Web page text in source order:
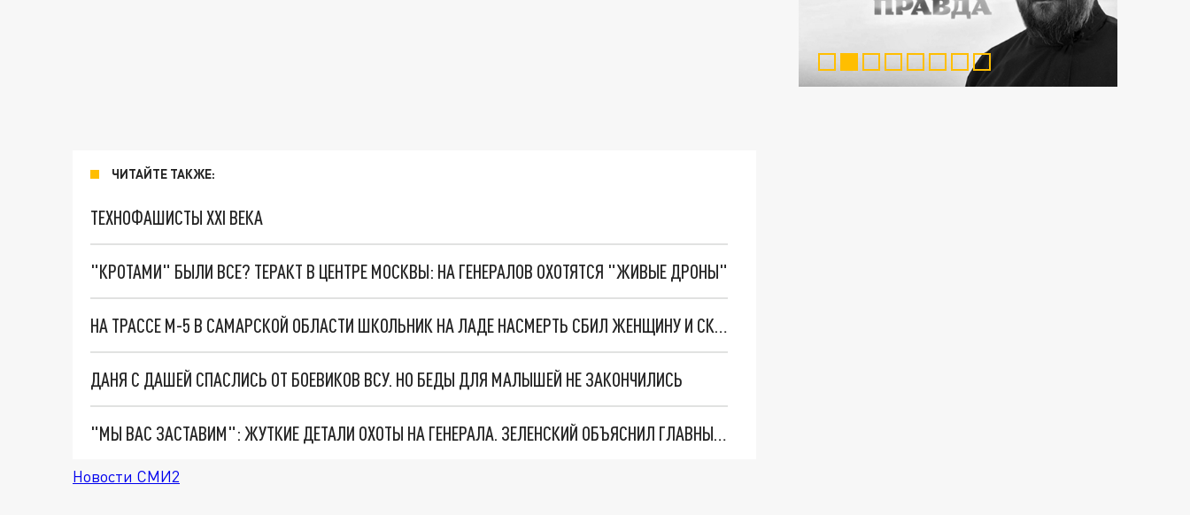
ЧИТАЙТЕ ТАКЖЕ:
ТЕХНОФАШИСТЫ XXI ВЕКА
"КРОТАМИ" БЫЛИ ВСЕ? ТЕРАКТ В ЦЕНТРЕ МОСКВЫ: НА ГЕНЕРАЛОВ ОХОТЯТСЯ "ЖИВЫЕ ДРОНЫ"
НА ТРАССЕ М-5 В САМАРСКОЙ ОБЛАСТИ ШКОЛЬНИК НА ЛАДЕ НАСМЕРТЬ СБИЛ ЖЕНЩИНУ И СКРЫЛСЯ
ДАНЯ С ДАШЕЙ СПАСЛИСЬ ОТ БОЕВИКОВ ВСУ. НО БЕДЫ ДЛЯ МАЛЫШЕЙ НЕ ЗАКОНЧИЛИСЬ
"МЫ ВАС ЗАСТАВИМ": ЖУТКИЕ ДЕТАЛИ ОХОТЫ НА ГЕНЕРАЛА. ЗЕЛЕНСКИЙ ОБЪЯСНИЛ ГЛАВНЫЙ СМЫСЛ ТЕРАКТА В ЦЕНТРЕ МОСКВЫ
Новости СМИ2